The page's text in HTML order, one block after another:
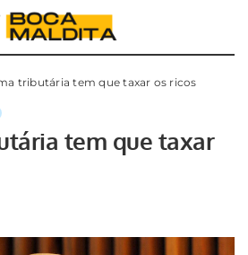
tributária tem que taxar os ricos
tem que taxar